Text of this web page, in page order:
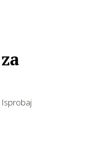
Isprobaj